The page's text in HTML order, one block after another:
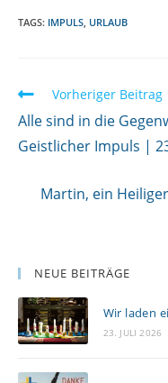
TAGS: IMPULS URLAUB
W
e
i
e
s
e
n
Vorheriger Beitrag
Alle sind in die
Geistlicher Impuls |
Martin, ein
NEUE BEITRÄGE
Wir laden
23. JULI 2026